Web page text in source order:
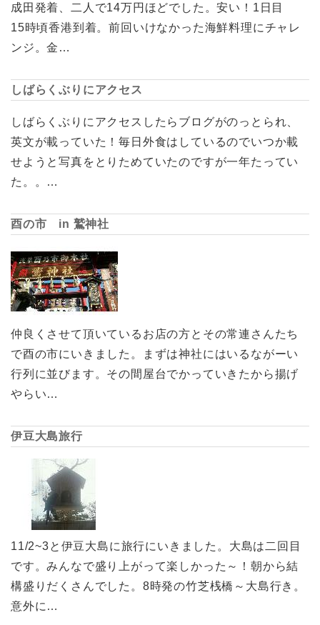
成田発着、二人で14万円ほどでした。安い！1日目
15時頃香港到着。前回いけなかった海鮮料理にチャレ
ンジ。金…
しばらくぶりにアクセス
しばらくぶりにアクセスしたらブログがのっとられ、
英文が載っていた！毎日外食はしているのでいつか載
せようと写真をとりためていたのですが一年たってい
た。。…
酉の市 in 鷲神社
仲良くさせて頂いているお店の方とその常連さんたち
で酉の市にいきました。まずは神社にはいるながーい
行列に並びます。その間屋台でかっていきたから揚げ
やらい…
伊豆大島旅行
11/2~3と伊豆大島に旅行にいきました。大島は二回目
です。みんなで盛り上がって楽しかった～！朝から結
構盛りだくさんでした。8時発の竹芝桟橋～大島行き。
意外に…